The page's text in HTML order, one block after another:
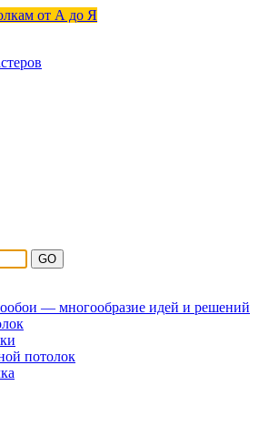
от А до Я
— многообразие идей и решений
потолок